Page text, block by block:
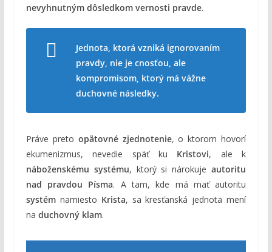
nevyhnutným dôsledkom vernosti pravde.
Jednota, ktorá vzniká ignorovaním
pravdy, nie je cnosťou, ale
kompromisom, ktorý má vážne
duchovné následky.
Práve preto opätovné zjednotenie, o ktorom hovorí
ekumenizmus, nevedie späť ku Kristovi, ale k
náboženskému systému, ktorý si nárokujeautoritu
nad pravdou Písma. A tam, kde má mať autoritu
systémnamiesto Krista, sa kresťanská jednota mení
na duchovný klam.